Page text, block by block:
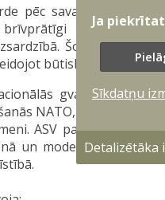
pēc savas būtības ir
apgūt
Šobrīd tās
būtisku daļu no
gvardes
NATO, un kopš tā
ASV partneri
un modernizācijā,
Ja
Sīkdatņu
Detalizētāka